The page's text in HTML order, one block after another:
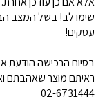
שימו לב! בשל המצב
עסקים!
בסיום הרכישה הודעת
ראיתם מוצר שאהבתם
02-6731444